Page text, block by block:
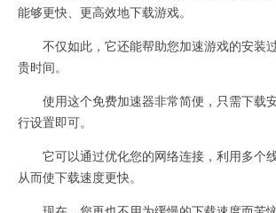
能够更快、更高效地下载游戏。
不仅如此，它还能帮助您加速游戏的安装
贵时间。
使用这个免费加速器非常简便，只需下载
行设置即可。
它可以通过优化您的网络连接，利用多个线
从而使下载速度更快。